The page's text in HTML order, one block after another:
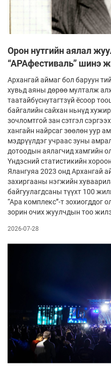
Орон нутгийн аялал
“АРАфестиваль” шинэ
Архангай аймаг бол баруун
хувьд аяны дөрөө мулталж
таатайбүснутагтзүй ёсоор
байгалийн сайхан ньнүд
зочломтгой зан сэтгэл
хангайн найрсаг зөөлөн уур
мэдрүүлдэг учраас зуны
дотоодын аялагчид хамгийн
Үндэсний статистикийн
Ялангуяа 2023 онд Архангай
захиргааны нэгжийн
байгуулагдсаны түүхт 100
“Ара комплекс”-т зохиогддог
зорин очих жуулчдын тоо
2026-07-28